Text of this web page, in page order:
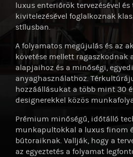
luxus enteriőrök tervezésével és
kivitelezésével foglalkoznak
stílusban.
A folyamatos megújulás és az
követése mellett ragaszkodnak
alapjaihoz és a minőségi, egyedi
anyaghasználathoz.
hozzáállásukat a több mint 30
designerekkel közös
Prémium minőségű, időtálló
munkapultokkal a luxus finom
bútoraiknak. Vallják, hogy a
az egyeztetés a folyamat